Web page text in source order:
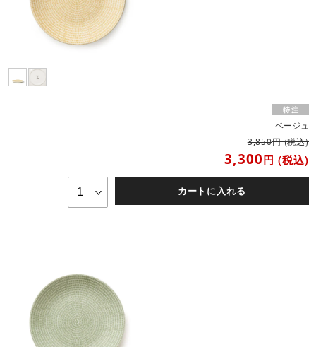
ベージュ
3,850円(税込)
3,300円 (税込)
カートに入れる